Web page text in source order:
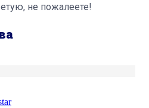
не пожалеете!